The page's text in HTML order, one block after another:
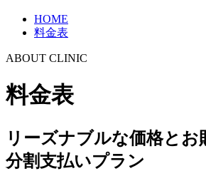
HOME
料金表
ABOUT CLINIC
料金表
リーズナブルな価格とお
分割支払いプラン